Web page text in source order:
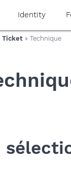
Identity
Ticket» Technique